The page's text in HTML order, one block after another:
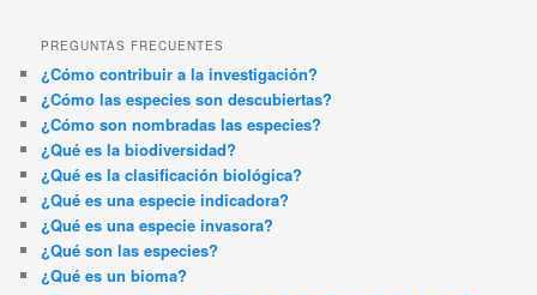
PREGUNTAS FRECUENTES
¿Cómo contribuir a la investigación?
¿Cómo las especies son descubiertas?
¿Cómo son nombradas las especies?
¿Qué es la biodiversidad?
¿Qué es la clasificación biológica?
¿Qué es una especie indicadora?
¿Qué es una especie invasora?
¿Qué son las especies?
¿Qué es un bioma?